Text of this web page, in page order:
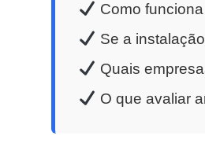
Como
Se a
Quais
O que avaliar